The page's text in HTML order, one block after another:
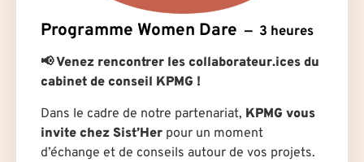
Programme Women Dare 3 heures
📢 Venez rencontrer les collaborateur.ices du
cabinet de conseil KPMG !
Dans le cadre de notre partenariat, KPMG vous
invite chez Sist’Her pour un moment
d’échange et de conseils autour de vos projets.